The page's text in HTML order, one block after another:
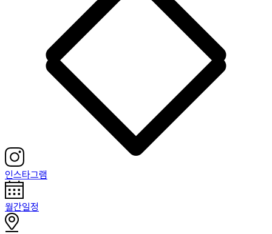
인스타그램
월간일정